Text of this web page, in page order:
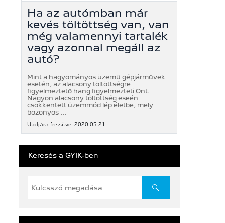
Ha az autómban már
kevés töltöttség van, van
még valamennyi tartalék
vagy azonnal megáll az
autó?
Mint a hagyományos üzemű gépjárművek
esetén, az alacsony töltöttségre
figyelmeztető hang figyelmezteti Önt.
Nagyon alacsony töltöttség eseén
csökkentett üzemmód lép életbe, mely
bozonyos ...
Utoljára frissítve: 2020.05.21.
Keresés a GYIK-ben